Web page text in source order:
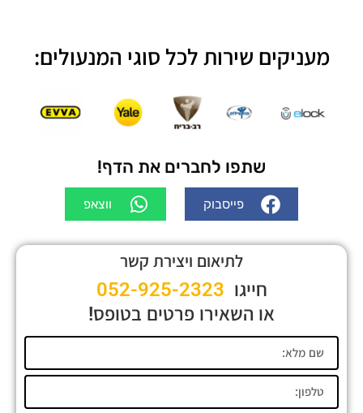
מעניקים שירות לכל סוגי המנעולים:
שתפו לחברים את הדף!
פייסבוק ווצאפ
לתיאום ויצירת קשר
חייגו 052-925-2323
או השאירו פרטים בטופס!